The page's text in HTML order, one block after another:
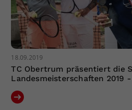
18.09.2019
TC Obertrum präsentiert die
Landesmeisterschaften 2019